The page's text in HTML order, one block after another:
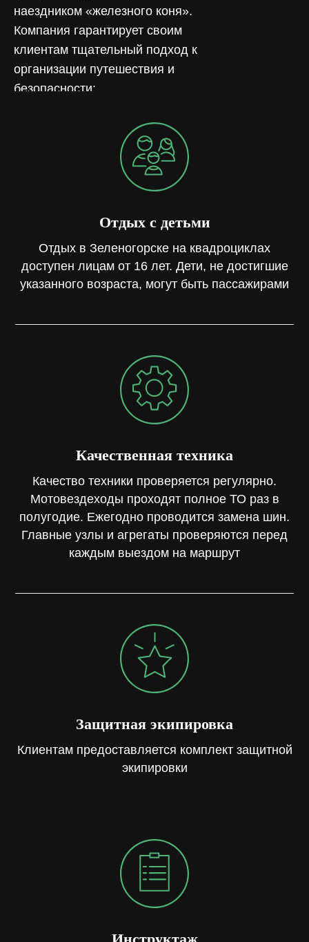
наездником «железного коня».
Компания гарантирует своим
клиентам тщательный подход к
организации путешествия и
безопасности:
Отдых с детьми
Отдых в Зеленогорске на квадроциклах
доступен лицам от 16 лет. Дети, не достигшие
указанного возраста, могут быть пассажирами
Качественная техника
Качество техники проверяется регулярно.
Мотовездеходы проходят полное ТО раз в
полугодие. Ежегодно проводится замена шин.
Главные узлы и агрегаты проверяются перед
каждым выездом на маршрут
Защитная экипировка
Клиентам предоставляется комплект защитной
экипировки